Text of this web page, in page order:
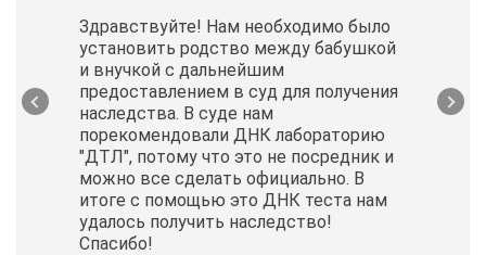
Здравствуйте! Нам необходимо было
установить родство между бабушкой
и внучкой с дальнейшим
предоставлением в суд для получения
наследства. В суде нам
порекомендовали ДНК лабораторию
"ДТЛ", потому что это не посредник и
можно все сделать официально. В
итоге с помощью это ДНК теста нам
удалось получить наследство!
Спасибо!